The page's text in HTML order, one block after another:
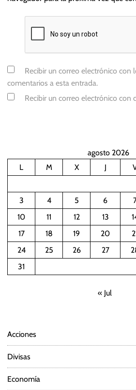
Recibir un correo electrónico con
comentarios a esta entrada.
Recibir un correo electrónico con
agosto 2026
L
M X J
3
4 5 6
10
11 12 13
17
18 19 20
24
25 26 27
31
« Jul
Acciones
Divisas
Economía